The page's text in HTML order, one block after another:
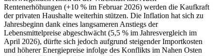
Rentenerhöhungen (+10 % im Februar 2026) werden die Kaufkraft
der privaten Haushalte weiterhin stützen. Die Inflation hat sich zu
Jahresbeginn dank eines langsameren Anstiegs der
Lebensmittelpreise abgeschwächt (5,5 % im Jahresvergleich im
April 2026), dürfte sich jedoch aufgrund steigender Importkosten
und höherer Energiepreise infolge des Konflikts im Nahen Osten